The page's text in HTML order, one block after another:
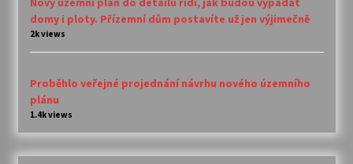
domy i ploty. Přízemní dům postavíte už jen výjimečně
2k views
Proběhlo veřejné projednání návrhu nového územního
plánu
1.4k views